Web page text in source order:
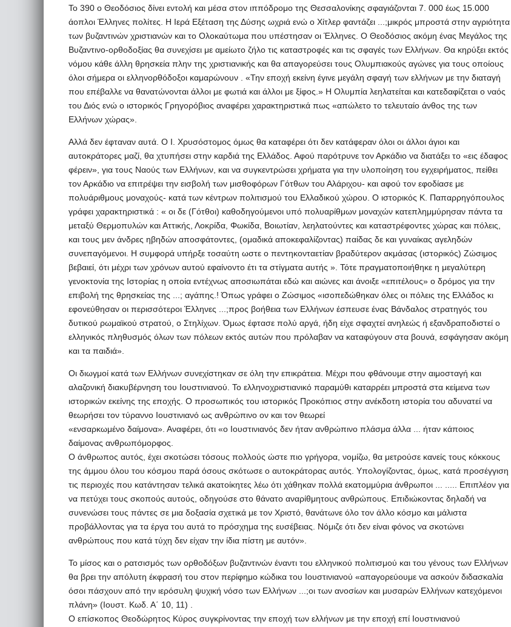
Το 390 ο Θεοδόσιος δίνει εντολή και μέσα στον ιππόδρομο της Θεσσαλονίκης σφαγιάζονται 7. 000 έως 15.000
άοπλοι Έλληνες πολίτες. Η Ιερά Εξέταση της Δύσης ωχριά ενώ ο Χίτλερ φαντάζει ...;μικρός μπροστά στην αγριότητα
των βυζαντινών χριστιανών και το Ολοκαύτωμα που υπέστησαν οι Έλληνες. Ο Θεοδόσιος ακόμη ένας Μεγάλος της
Βυζαντινο-ορθοδοξίας θα συνεχίσει με αμείωτο ζήλο τις καταστροφές και τις σφαγές των Ελλήνων. Θα κηρύξει εκτός
νόμου κάθε άλλη θρησκεία πλην της χριστιανικής και θα απαγορεύσει τους Ολυμπιακούς αγώνες για τους οποίους
όλοι σήμερα οι ελληνορθόδοξοι καμαρώνουν . «Την εποχή εκείνη έγινε μεγάλη σφαγή των ελλήνων με την διαταγή
που επέβαλλε να θανατώνονται άλλοι με φωτιά και άλλοι με ξίφος.» Η Ολυμπία λεηλατείται και κατεδαφίζεται ο ναός
του Διός ενώ ο ιστορικός Γρηγορόβιος αναφέρει χαρακτηριστικά πως «απώλετο το τελευταίο άνθος της των
Ελλήνων χώρας».
Αλλά δεν έφταναν αυτά. Ο Ι. Χρυσόστομος όμως θα καταφέρει ότι δεν κατάφεραν όλοι οι άλλοι άγιοι και
αυτοκράτορες μαζί, θα χτυπήσει στην καρδιά της Ελλάδος. Αφού παρότρυνε τον Αρκάδιο να διατάξει το «εις έδαφος
φέρειν», για τους Ναούς των Ελλήνων, και να συγκεντρώσει χρήματα για την υλοποίηση του εγχειρήματος, πείθει
τον Αρκάδιο να επιτρέψει την εισβολή των μισθοφόρων Γότθων του Αλάριχου- και αφού τον εφοδίασε με
πολυάριθμους μοναχούς- κατά των κέντρων πολιτισμού του Ελλαδικού χώρου. Ο ιστορικός Κ. Παπαρρηγόπουλος
γράφει χαρακτηριστικά : « οι δε (Γότθοι) καθοδηγούμενοι υπό πολυαρίθμων μοναχών κατεπλημμύρησαν πάντα τα
μεταξύ Θερμοπυλών και Αττικής, Λοκρίδα, Φωκίδα, Βοιωτίαν, λεηλατούντες και καταστρέφοντες χώρας και πόλεις,
και τους μεν άνδρες ηβηδών αποσφάτοντες, (ομαδικά αποκεφαλίζοντας) παίδας δε και γυναίκας αγεληδών
συνεπαγόμενοι. Η συμφορά υπήρξε τοσαύτη ωστε ο πεντηκονταετίαν βραδύτερον ακμάσας (ιστορικός) Ζώσιμος
βεβαιεί, ότι μέχρι των χρόνων αυτού εφαίνοντο έτι τα στίγματα αυτής ». Τότε πραγματοποιήθηκε η μεγαλύτερη
γενοκτονία της Ιστορίας η οποία εντέχνως αποσιωπάται εδώ και αιώνες και άνοιξε «επιτέλους» ο δρόμος για την
επιβολή της θρησκείας της ...; αγάπης.! Όπως γράφει ο Ζώσιμος «ισοπεδώθηκαν όλες οι πόλεις της Ελλάδος κι
εφονεύθησαν οι περισσότεροι Έλληνες ...;προς βοήθεια των Ελλήνων έσπευσε ένας Βάνδαλος στρατηγός του
δυτικού ρωμαϊκού στρατού, ο Στηλίχων. Όμως έφτασε πολύ αργά, ήδη είχε σφαχτεί ανηλεώς ή εξανδραποδιστεί ο
ελληνικός πληθυσμός όλων των πόλεων εκτός αυτών που πρόλαβαν να καταφύγουν στα βουνά, εσφάγησαν ακόμη
και τα παιδιά».
Οι διωγμοί κατά των Ελλήνων συνεχίστηκαν σε όλη την επικράτεια. Μέχρι που φθάνουμε στην αιμοσταγή και
αλαζονική διακυβέρνηση του Ιουστινιανού. Το ελληνοχριστιανικό παραμύθι καταρρέει μπροστά στα κείμενα των
ιστορικών εκείνης της εποχής. Ο προσωπικός του ιστορικός Προκόπιος στην ανέκδοτη ιστορία του αδυνατεί να
θεωρήσει τον τύραννο Ιουστινιανό ως ανθρώπινο ον και τον θεωρεί
«ενσαρκωμένο δαίμονα». Αναφέρει, ότι «ο Ιουστινιανός δεν ήταν ανθρώπινο πλάσμα άλλα ... ήταν κάποιος
δαίμονας ανθρωπόμορφος.
Ο άνθρωπος αυτός, έχει σκοτώσει τόσους πολλούς ώστε πιο γρήγορα, νομίζω, θα μετρούσε κανείς τους κόκκους
της άμμου όλου του κόσμου παρά όσους σκότωσε ο αυτοκράτορας αυτός. Υπολογίζοντας, όμως, κατά προσέγγιση
τις περιοχές που κατάντησαν τελικά ακατοίκητες λέω ότι χάθηκαν πολλά εκατομμύρια άνθρωποι ... ..... Επιπλέον για
να πετύχει τους σκοπούς αυτούς, οδηγούσε στο θάνατο αναρίθμητους ανθρώπους. Επιδιώκοντας δηλαδή να
συνενώσει τους πάντες σε μια δοξασία σχετικά με τον Χριστό, θανάτωνε όλο τον άλλο κόσμο και μάλιστα
προβάλλοντας για τα έργα του αυτά το πρόσχημα της ευσέβειας. Νόμιζε ότι δεν είναι φόνος να σκοτώνει
ανθρώπους που κατά τύχη δεν είχαν την ίδια πίστη με αυτόν».
Το μίσος και ο ρατσισμός των ορθοδόξων βυζαντινών έναντι του ελληνικού πολιτισμού και του γένους των Ελλήνων
θα βρει την απόλυτη έκφρασή του στον περίφημο κώδικα του Ιουστινιανού «απαγορεύουμε να ασκούν διδασκαλία
όσοι πάσχουν από την ιερόσυλη ψυχική νόσο των Ελλήνων ...;οι των ανοσίων και μυσαρών Ελλήνων κατεχόμενοι
πλάνη» (Ιουστ. Κωδ. Α΄ 10, 11) .
Ο επίσκοπος Θεοδώρητος Κύρος συγκρίνοντας την εποχή των ελλήνων με την εποχή επί Ιουστινιανού